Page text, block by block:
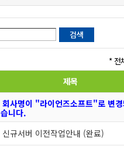
* 전
제목
회사명이 "라이언즈소프트"로 변
습니다.
신규서버 이전작업안내 (완료)